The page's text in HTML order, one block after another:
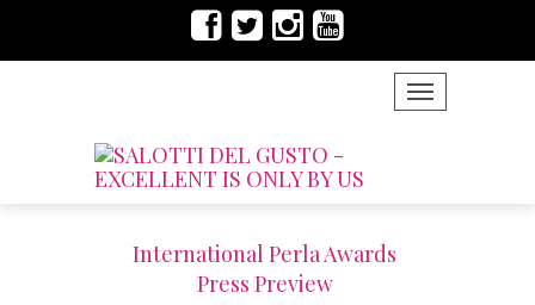
TOGGLE
International Perla Awards
Press Preview